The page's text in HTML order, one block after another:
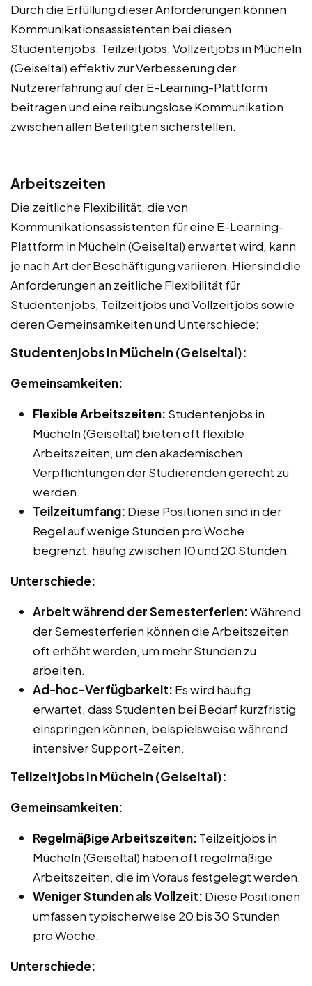
Durch die Erfüllung dieser Anforderungen können
Kommunikationsassistenten bei diesen
Studentenjobs, Teilzeitjobs, Vollzeitjobs in Mücheln
(Geiseltal) effektiv zur Verbesserung der
Nutzererfahrung auf der E-Learning-Plattform
beitragen und eine reibungslose Kommunikation
zwischen allen Beteiligten sicherstellen.
Arbeitszeiten
Die zeitliche Flexibilität, die von
Kommunikationsassistenten für eine E-Learning-
Plattform in Mücheln (Geiseltal) erwartet wird, kann
je nach Art der Beschäftigung variieren. Hier sind die
Anforderungen an zeitliche Flexibilität für
Studentenjobs, Teilzeitjobs und Vollzeitjobs sowie
deren Gemeinsamkeiten und Unterschiede:
Studentenjobs in Mücheln (Geiseltal):
Gemeinsamkeiten:
Flexible Arbeitszeiten: Studentenjobs in
Mücheln (Geiseltal) bieten oft flexible
Arbeitszeiten, um den akademischen
Verpflichtungen der Studierenden gerecht zu
werden.
Teilzeitumfang: Diese Positionen sind in der
Regel auf wenige Stunden pro Woche
begrenzt, häufig zwischen 10 und 20 Stunden.
Unterschiede:
Arbeit während der Semesterferien:Während
der Semesterferien können die Arbeitszeiten
oft erhöht werden, um mehr Stunden zu
arbeiten.
Ad-hoc-Verfügbarkeit: Es wird häufig
erwartet, dass Studenten bei Bedarf kurzfristig
einspringen können, beispielsweise während
intensiver Support-Zeiten.
Teilzeitjobs in Mücheln (Geiseltal):
Gemeinsamkeiten:
Regelmäßige Arbeitszeiten: Teilzeitjobs in
Mücheln (Geiseltal) haben oft regelmäßige
Arbeitszeiten, die im Voraus festgelegt werden.
Weniger Stunden als Vollzeit: Diese Positionen
umfassen typischerweise 20 bis 30 Stunden
pro Woche.
Unterschiede: